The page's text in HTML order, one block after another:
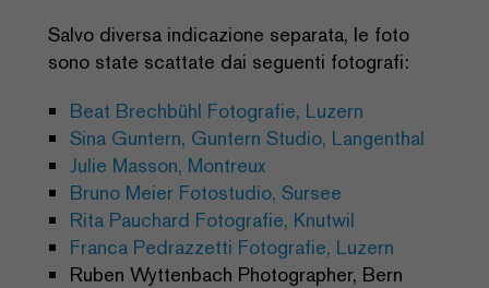
Salvo diversa indicazione separata, le foto
sono state scattate dai seguenti fotografi:
Beat Brechbühl Fotografie, Luzern
Sina Guntern, Guntern Studio, Langenthal
Julie Masson, Montreux
Bruno Meier Fotostudio, Sursee
Rita Pauchard Fotografie, Knutwil
Franca Pedrazzetti Fotografie, Luzern
Ruben Wyttenbach Photographer, Bern